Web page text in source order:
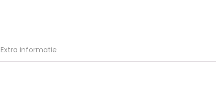
Extra informatie